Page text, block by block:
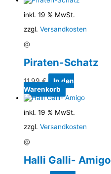
inkl. 19 % MwSt.
zzgl. Versandkosten
@
Piraten-Schatz
11,99€
In den
Warenkorb
inkl. 19 % MwSt.
zzgl. Versandkosten
@
Halli Galli- Amigo